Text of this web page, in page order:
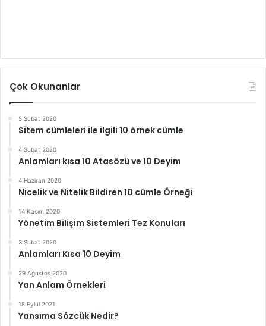
Çok Okunanlar
5 Şubat 2020
Sitem cümleleri ile ilgili 10 örnek cümle
4 Şubat 2020
Anlamları kısa 10 Atasözü ve 10 Deyim
4 Haziran 2020
Nicelik ve Nitelik Bildiren 10 cümle Örneği
14 Kasım 2020
Yönetim Bilişim Sistemleri Tez Konuları
3 Şubat 2020
Anlamları Kısa 10 Deyim
29 Ağustos 2020
Yan Anlam Örnekleri
18 Eylül 2021
Yansıma Sözcük Nedir?